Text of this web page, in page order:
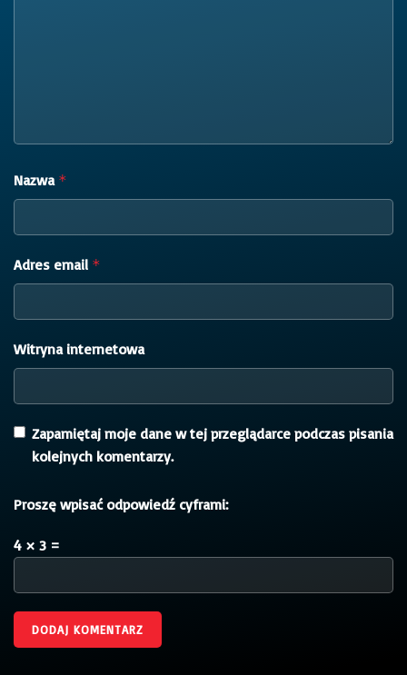
Nazwa *
Adres email *
Witryna internetowa
Zapamiętaj moje dane w tej przeglądarce podczas pisania
kolejnych komentarzy.
Proszę wpisać odpowiedź cyframi:
4 × 3 =